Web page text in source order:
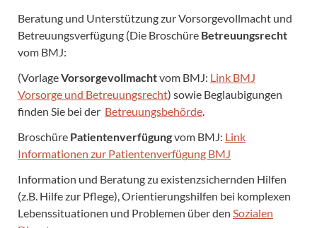
Beratung und Unterstützung zur Vorsorgevollmacht und
Betreuungsverfügung (Die Broschüre Betreuungsrecht
vom BMJ:
(VorlageVorsorgevollmachtvom BMJ: Link BMJ
Vorsorge und Betreuungsrecht) sowie Beglaubigungen
finden Sie bei der Betreuungsbehörde
Broschüre Patientenverfügungvom BMJ: Link
Informationen zur Patientenverfügung BMJ
Information und Beratung zu existenzsichernden Hilfen
(z.B. Hilfe zur Pflege), Orientierungshilfen bei komplexen
Lebenssituationen und Problemen über den Sozialen